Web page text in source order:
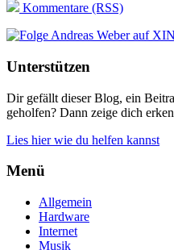
Kommentare (RSS)
Unterstützen
Dir gefällt dieser Blog, ein
geholfen? Dann zeige dich
Lies hier wie du helfen kannst
Menü
Allgemein
Hardware
Internet
Musik